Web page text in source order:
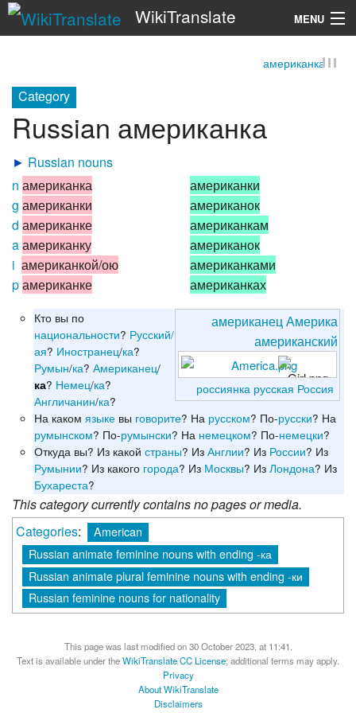
WikiTranslate MENU
американка
Category
Russian американка
► Russian nouns
n американка
g американки
d американке
aамериканку
i американкой/ою
pамериканке
американки
американок
американкам
американок
американками
американках
американецАмерика
американский
россиянка русская Россия
Кто вы по
национальности? Русский/
ая? Иностранец/ка?
Румын/ка?Американец/
ка? Немец/ка?
Англичанин/ка?
На какомязыке вы говорите? На русском? По-русски? На
румынском? По-румынски? На немецком? По-немецки?
Откуда вы? Из какойстраны? ИзАнглии? Из России? Из
Румынии? Из какого города? Из Москвы? ИзЛондона? Из
Бухареста?
This category currently contains no pages or media.
Categories:
American
Russian animate feminine nouns with ending -ка
Russian animate plural feminine nouns with ending -ки
Russian feminine nouns for nationality
This page was last modified on 30 October 2023, at 11:41.
Text is available under theWikiTranslate CC License; additional terms may apply.
Privacy
About WikiTranslate
Disclaimers